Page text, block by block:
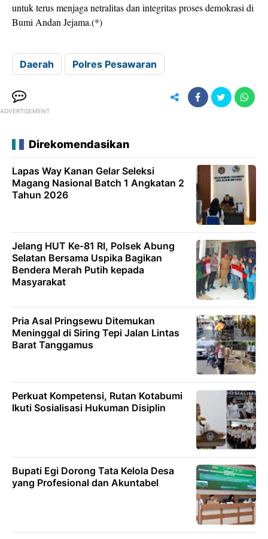
untuk terus menjaga netralitas dan integritas proses demokrasi di
Bumi Andan Jejama.(*)
Daerah Polres Pesawaran
ADVERTISEMENT
Direkomendasikan
Lapas Way Kanan Gelar Seleksi
Magang Nasional Batch 1 Angkatan 2
Tahun 2026
Jelang HUT Ke-81 RI, Polsek Abung
Selatan Bersama Uspika Bagikan
Bendera Merah Putih kepada
Masyarakat
Pria Asal Pringsewu Ditemukan
Meninggal di Siring Tepi Jalan Lintas
Barat Tanggamus
Perkuat Kompetensi, Rutan Kotabumi
Ikuti Sosialisasi Hukuman Disiplin
Bupati Egi Dorong Tata Kelola Desa
yang Profesional dan Akuntabel